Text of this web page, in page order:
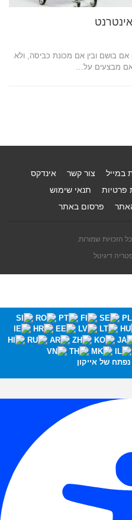
בושם ובין אם מכונת כביסה, ולא
מבצעים על…
במייל צור קשר
אינדקס
פרטיות
תנאי שימוש
פרסום באתר
דיגיטל